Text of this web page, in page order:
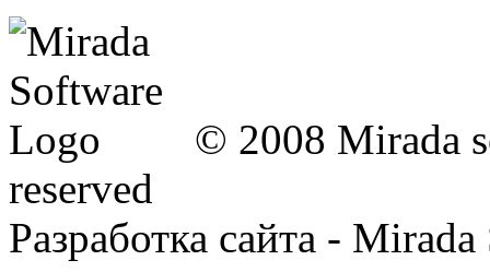
© 2008 Mirada
reserved
Разработка сайта -